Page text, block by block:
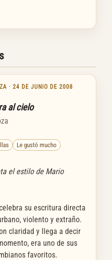
· 24 DE JUNIO DE 2008
al cielo
Le gustó mucho
el estilo de Mario
su escritura directa
violento y extraño.
claridad y llega a decir
era uno de sus
favoritos.